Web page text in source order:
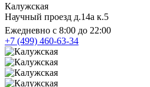
Калужская
Научный проезд д.14а к.5
Ежедневно с 8:00 до 22:00
+7 (499) 460-63-34